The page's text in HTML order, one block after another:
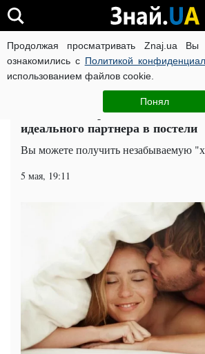
Продолжая просматривать Znaj.ua Вы
ознакомились с Политикой
использованием файлов cookie.
Понял
ВОЙНА РОССИИ ПРОТИВ УКРАИНЫ
Интимный гороскоп: звезды
идеального партнера в постели
Вы можете получить незабываемую
5 мая, 19:11